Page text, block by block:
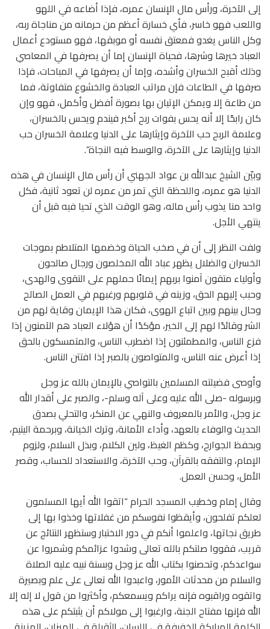
إلى الآخرة، ورأس مال الإنسان عمره، فإذا أضاعه في اللهو
واللعب فهو خاسر، فأي خسارة أعظم من حرمانه من مناجاة ربه،
وكل الناس يغدو فمعتق نفسه أو موبقها، فهو مستودع أعمال
العباد خيرها وشرها، فحياة الإنسان إما أن يصرفها في المعاصي
وذلك أقبح الخسران وأشده، وإما أن يصرفها في المباحات، فإذا
صرفها في الطاعات فإن مراتب العبادة والخشوع متفاوتة، فما
من طاعة إلا ويمكن الإتيان بها بصورة أفضل وأكمل، فهو وإن
كان رابحًا إلا أنه يحس بفوات ربح أكبر فيندم ويحس بالخسران،
وعلامة الربح حب الآخرة وإيثارها على الدنيا وعلامة الخسران حب
الدنيا وإيثارها على الآخرة، والوسط فيه النجاة”.
وبيّن الشيخ عبدالله بن عواد الجهني أن رأس مال الإنسان في هذه
الدنيا هو عمره، واللحظة التي تمر من عمره لن تعود ثانية، فكل
واحد منا يذوب رأس ماله، وهو الوقت الذي تحيا فيه قبل أن
ينتهي الأجل.
ولفت النظر إلى أن في صخب الحياة وخضمها المتلاطم بموجات
الخسران والضلال يظهر عباد الله المخلصون ورجال صالحون
وأولياء متقون آمنوا بربهم إيمانًا حملهم على التقوى والهدى،
وحبب إليهم الحق، وزينه في قلوبهم ورغبهم في العمل الصالح
وحال بينهم وبين اتباع الهوى، فكان هذا الإيمان وقاية لهم من
الشر وقائدًا لهم إلى الخير، مؤكدًا أن هؤلاء العباد هم الآمنون إذا
فزع الناس، والمطمئنون إذا اضطرب الناس، والمتمسكون بالحق
إذا أعرض عنه الناس، والمتواصون بالصبر إذا افتتن الناس.
وأوصى فضيلته المسلمين بالتواصي بالإيمان بالله عز وجل
وبرسوله -صلى الله عليه وعلى آله وسلم-، والصبر على أقدار الله
عز وجل، والأمر بالمعروف والنهي عن المنكر، والتحلي بصدق
الحديث والوفاء بالعهد، وأداء الأمانة، وترك الخيانة، وبرحمة اليتيم،
وبحفظ الجوارح، وكظم الغيظ، ولين الكلام، وبذل السلام، ولزوم
الإمام، والتفقه بالقرآن، وحب الآخرة، والاستعداد للحساب، وقصر
الأمل، وحسن العمل.
وقال إمام وخطيب المسجد الحرام “اتقوا الله أيها المسلمون
لعلكم تفلحون، وأيقظوا نفوسكم من غفلاتها وخذوا بها إلى
طريق نجاتها، واعلموا أنكم في دور الاختبار وستظهر النتائج عن
قريب، فقووا صلتكم بالله تعالى وشدوا عزائمكم وشمروا عن
سواعدكم، وتحصنوا بكتاب الله عز وجل وبسنة نبيه عليه الصلاة
والسلام من محدثات الأمور، واعبدوا الله تعالى على علم وبصيرة
واتقوه وراقبوه فإنه يراكم ويسمعكم، وأكثروا من قول لا إله إلا
الله فإنها مفتاح الجنة، وارغبوا إلى مولاكم أن يثبتكم على هذه